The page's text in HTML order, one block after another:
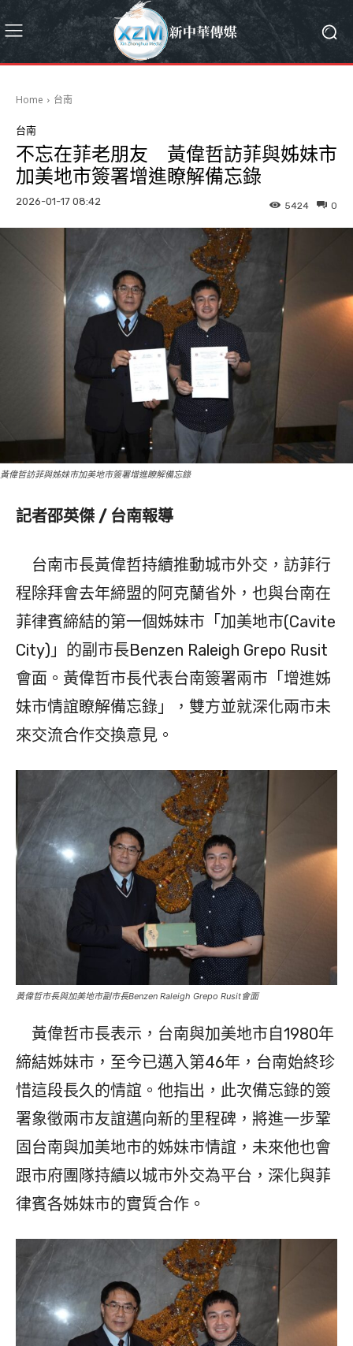
Home 台南
台南
不忘在菲老朋友 黃偉哲訪菲與姊妹市
加美地市簽署增進瞭解備忘錄
2026-01-17 08:42 0
5424
黃偉哲訪菲與姊妹市加美地市簽署增進瞭解備忘錄
記者邵英傑 / 台南報導
台南市長黃偉哲持續推動城市外交，訪菲行
程除拜會去年締盟的阿克蘭省外，也與台南在
菲律賓締結的第一個姊妹市「加美地市(Cavite
City)」的副市長Benzen Raleigh Grepo Rusit
會面。黃偉哲市長代表台南簽署兩市「增進姊
妹市情誼瞭解備忘錄」，雙方並就深化兩市未
來交流合作交換意見。
黃偉哲市長與加美地市副市長Benzen Raleigh Grepo Rusit會面
黃偉哲市長表示，台南與加美地市自1980年
締結姊妹市，至今已邁入第46年，台南始終珍
惜這段長久的情誼。他指出，此次備忘錄的簽
署象徵兩市友誼邁向新的里程碑，將進一步鞏
固台南與加美地市的姊妹市情誼，未來他也會
跟市府團隊持續以城市外交為平台，深化與菲
律賓各姊妹市的實質合作。